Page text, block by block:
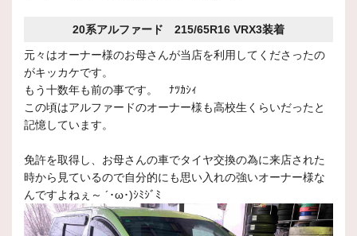
20系アルファード 215/65R16 VRX3装着
元々はオーナー様のお母さんが当店を利用してくださったの
がキッカケです。
もう十数年も前の事です。 ﾅﾂｶｼｨ
この頃はアルファードのオーナー様も高校生くらいだったと
記憶しています。
免許を取得し、お母さんの車でタイヤ交換の為に来店された
時から見ているので自分的にも思い入れの強いオーナー様な
んですよねぇ～ ´･ω･)ｼﾐｼﾞﾐ